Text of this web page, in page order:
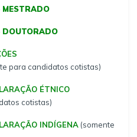
MESTRADO
DOUTORADO
para candidatos cotistas)
ÉTNICO
cotistas)
INDÍGENA (somente